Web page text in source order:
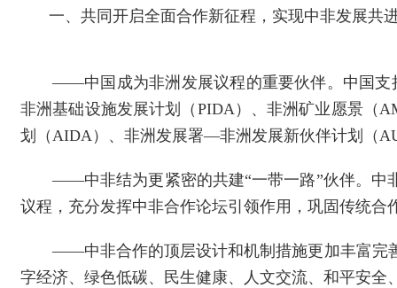
一、共同开启全面合作新征程，实现中非发展共
——中国成为非洲发展议程的重要伙伴。中国支
非洲基础设施发展计划（PIDA）、非洲矿业愿景（
划（AIDA）、非洲发展署—非洲发展新伙伴计划（
——中非结为更紧密的共建“一带一路”伙伴。中
议程，充分发挥中非合作论坛引领作用，巩固传统
——中非合作的顶层设计和机制措施更加丰富完
字经济、绿色低碳、民生健康、人文交流、和平安